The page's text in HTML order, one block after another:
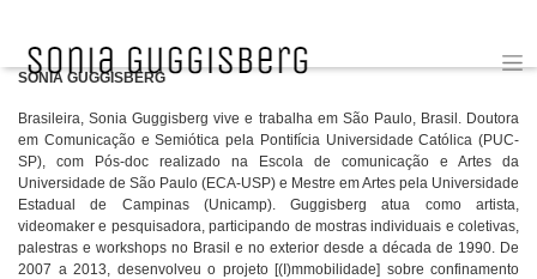
BIO
SONIA GUGGISBERG
Brasileira, Sonia Guggisberg vive e trabalha em São Paulo, Brasil. Doutora
em Comunicação e Semiótica pela Pontifícia Universidade Católica (PUC-
SP), com Pós-doc realizado na Escola de comunicação e Artes da
Universidade de São Paulo (ECA-USP) e Mestre em Artes pela Universidade
Estadual de Campinas (Unicamp). Guggisberg atua como artista,
videomaker e pesquisadora, participando de mostras individuais e coletivas,
palestras e workshops no Brasil e no exterior desde a década de 1990. De
2007 a 2013, desenvolveu o projeto [(I)mmobilidade] sobre confinamento